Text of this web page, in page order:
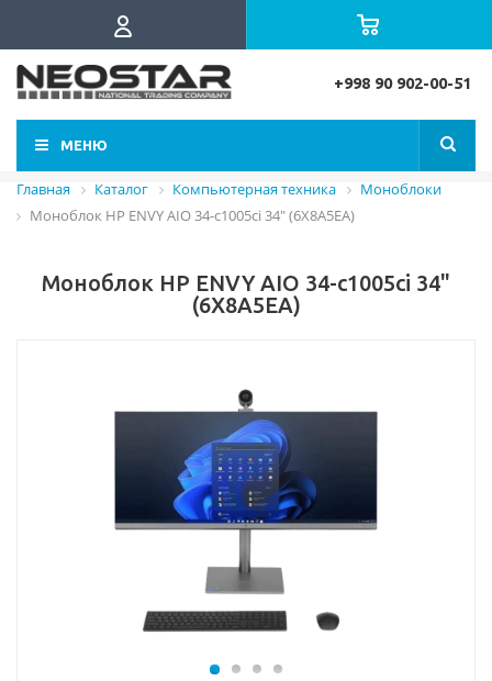
+998 90 902-00-51
МЕНЮ
Главная Каталог Компьютерная техника
Моноблоки
Моноблок HP ENVY AIO 34-c1005ci 34" (6X8A5EA)
Моноблок HP ENVY AIO 34-c1005ci 34"
(6X8A5EA)